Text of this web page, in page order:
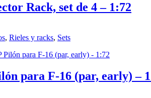
Rack, set de 4 – 1:72
, Rieles y racks, Sets
para F-16 (par, early) –